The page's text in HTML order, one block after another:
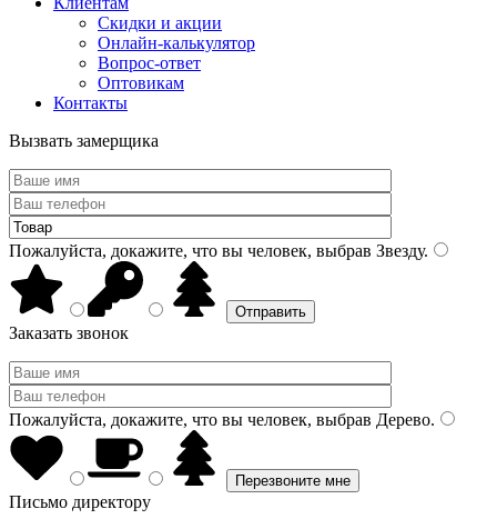
Скидки и акции
Онлайн-калькулятор
Вопрос-ответ
Оптовикам
Контакты
Вызвать замерщика
Пожалуйста, докажите, что вы человек, выбрав Звезду.
Заказать звонок
Пожалуйста, докажите, что вы человек, выбрав Дерево.
Письмо директору